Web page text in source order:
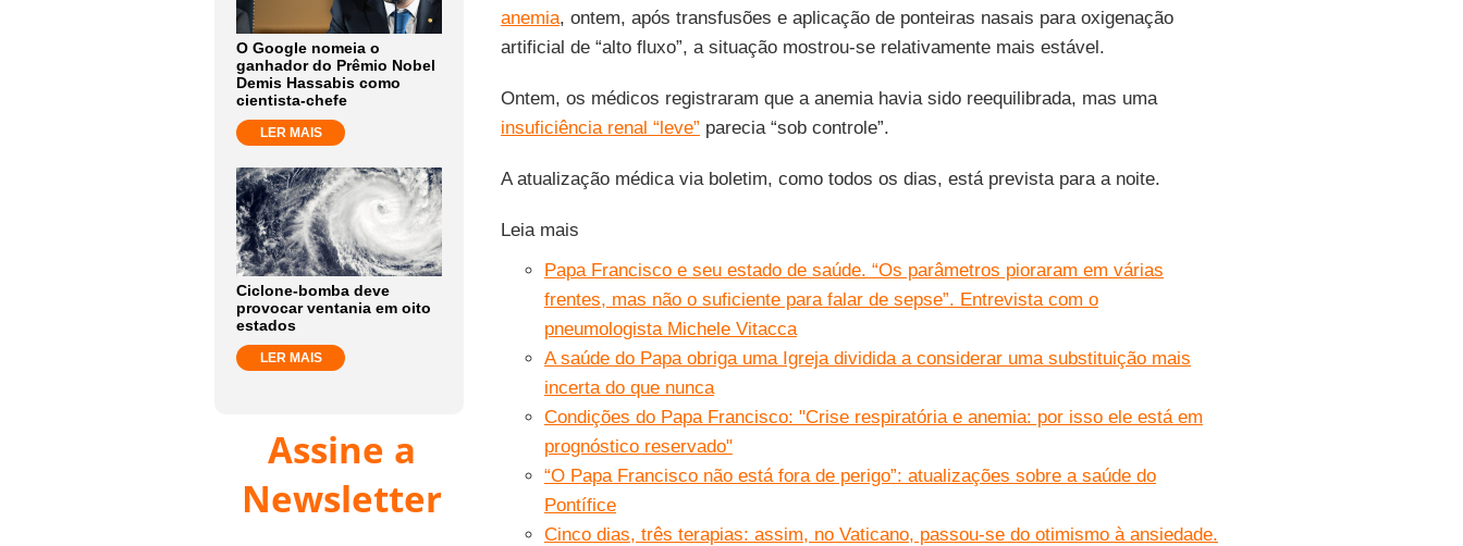
O Google nomeia o
ganhador do Prêmio Nobel
Demis Hassabis como
cientista-chefe
LER MAIS
Ciclone-bomba deve
provocar ventania em oito
estados
LER MAIS
Assine a
Newsletter
anemia, ontem, após transfusões e aplicação de ponteiras nasais para oxigenação
artificial de “alto fluxo”, a situação mostrou-se relativamente mais estável.
Ontem, os médicos registraram que a anemia havia sido reequilibrada, mas uma
insuficiência renal “leve” parecia “sob controle”.
A atualização médica via boletim, como todos os dias, está prevista para a noite.
Leia mais
Papa Francisco e seu estado de saúde. “Os parâmetros pioraram em várias
frentes, mas não o suficiente para falar de sepse”. Entrevista com o
pneumologista Michele Vitacca
A saúde do Papa obriga uma Igreja dividida a considerar uma substituição mais
incerta do que nunca
Condições do Papa Francisco: "Crise respiratória e anemia: por isso ele está em
prognóstico reservado"
“O Papa Francisco não está fora de perigo”: atualizações sobre a saúde do
Pontífice
Cinco dias, três terapias: assim, no Vaticano, passou-se do otimismo à ansiedade.